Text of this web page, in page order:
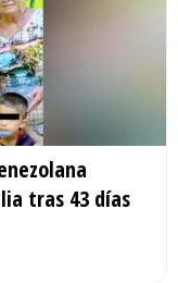
tras 43 días